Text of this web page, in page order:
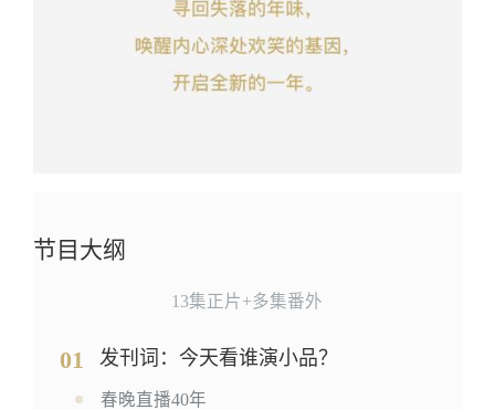
节目大纲
13集正片+多集番外
01 发刊词：今天看谁演小品？
春晚直播40年